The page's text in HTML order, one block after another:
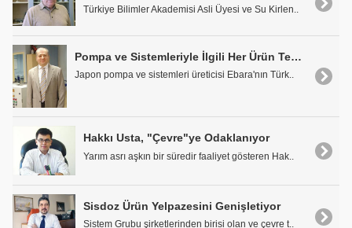
Türkiye Bilimler Akademisi Asli Üyesi ve Su Kirlen..
Pompa ve Sistemleriyle İlgili Her Ürün Tek Noktada: Sump Pompa'da
Japon pompa ve sistemleri üreticisi Ebara'nın Türk..
Hakkı Usta, "Çevre"ye Odaklanıyor
Yarım asrı aşkın bir süredir faaliyet gösteren Hak..
Sisdoz Ürün Yelpazesini Genişletiyor
Sistem Grubu şirketlerinden birisi olan ve çevre t..